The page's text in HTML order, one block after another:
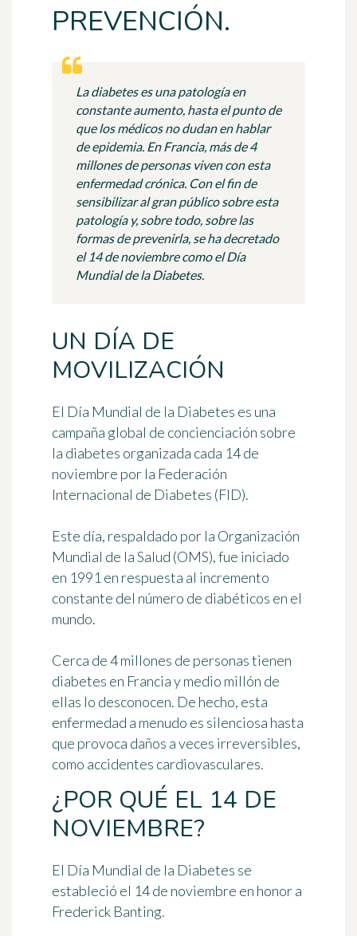
PREVENCIÓN.
La diabetes es una patología en
constante aumento, hasta el punto de
que los médicos no dudan en hablar
de epidemia. En Francia, más de 4
millones de personas viven con esta
enfermedad crónica. Con el fin de
sensibilizar al gran público sobre esta
patología y, sobre todo, sobre las
formas de prevenirla, se ha decretado
el 14 de noviembre como el Día
Mundial de la Diabetes.
UN DÍA DE
MOVILIZACIÓN
El Día Mundial de la Diabetes es una
campaña global de concienciación sobre
la diabetes organizada cada 14 de
noviembre por la Federación
Internacional de Diabetes (FID).
Este día, respaldado por la Organización
Mundial de la Salud (OMS), fue iniciado
en 1991 en respuesta al incremento
constante del número de diabéticos en el
mundo.
Cerca de 4 millones de personas tienen
diabetes en Francia y medio millón de
ellas lo desconocen. De hecho, esta
enfermedad a menudo es silenciosa hasta
que provoca daños a veces irreversibles,
como accidentes cardiovasculares.
¿POR QUÉ EL 14 DE
NOVIEMBRE?
El Día Mundial de la Diabetes se
estableció el 14 de noviembre en honor a
Frederick Banting.